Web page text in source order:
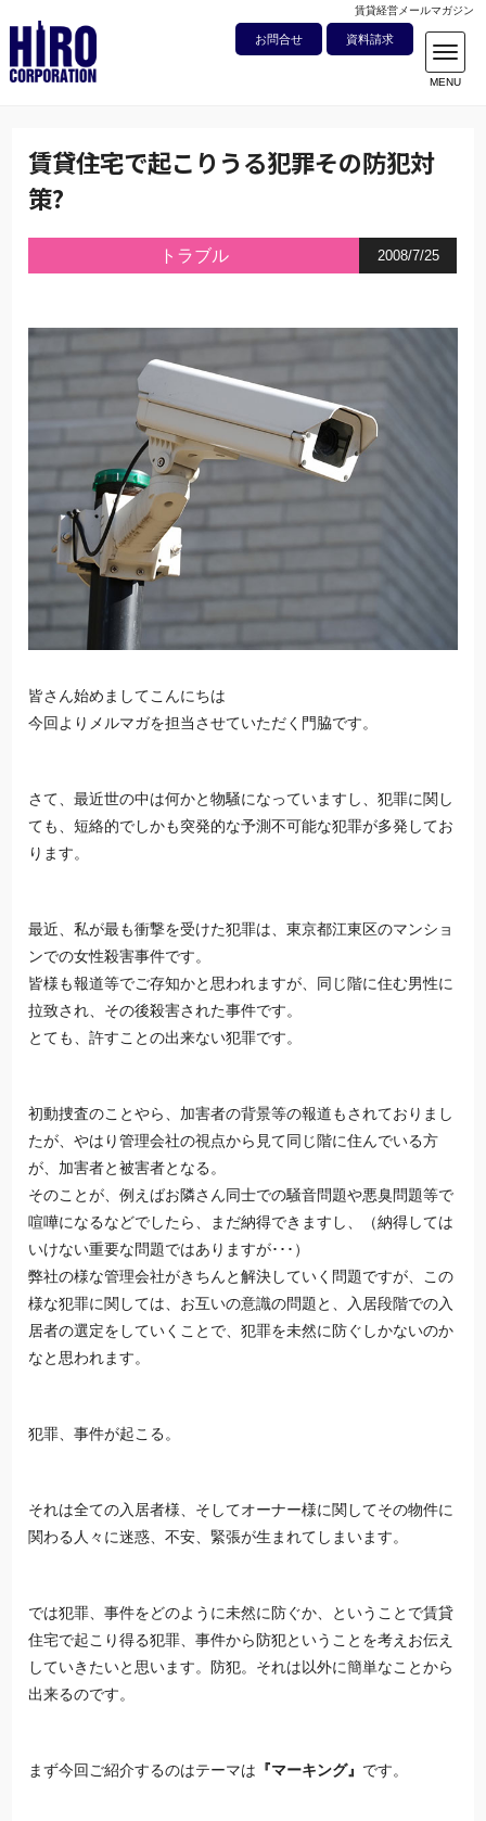
賃貸経営メールマガジン
お問合せ 資料請求
賃貸住宅で起こりうる犯罪その防犯対
策?
トラブル 2008/7/25
皆さん始めましてこんにちは
今回よりメルマガを担当させていただく門脇です。
さて、最近世の中は何かと物騒になっていますし、犯罪に関し
ても、短絡的でしかも突発的な予測不可能な犯罪が多発してお
ります。
最近、私が最も衝撃を受けた犯罪は、東京都江東区のマンショ
ンでの女性殺害事件です。
皆様も報道等でご存知かと思われますが、同じ階に住む男性に
拉致され、その後殺害された事件です。
とても、許すことの出来ない犯罪です。
初動捜査のことやら、加害者の背景等の報道もされておりまし
たが、やはり管理会社の視点から見て同じ階に住んでいる方
が、加害者と被害者となる。
そのことが、例えばお隣さん同士での騒音問題や悪臭問題等で
喧嘩になるなどでしたら、まだ納得できますし、（納得しては
いけない重要な問題ではありますが･･･）
弊社の様な管理会社がきちんと解決していく問題ですが、この
様な犯罪に関しては、お互いの意識の問題と、入居段階での入
居者の選定をしていくことで、犯罪を未然に防ぐしかないのか
なと思われます。
犯罪、事件が起こる。
それは全ての入居者様、そしてオーナー様に関してその物件に
関わる人々に迷惑、不安、緊張が生まれてしまいます。
では犯罪、事件をどのように未然に防ぐか、ということで賃貸
住宅で起こり得る犯罪、事件から防犯ということを考えお伝え
していきたいと思います。防犯。それは以外に簡単なことから
出来るのです。
まず今回ご紹介するのはテーマは 『マーキング』 です。